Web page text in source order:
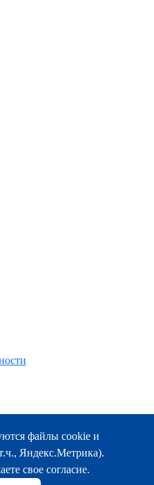
51
файлы cookie и
Яндекс.Метрика).
свое согласие.